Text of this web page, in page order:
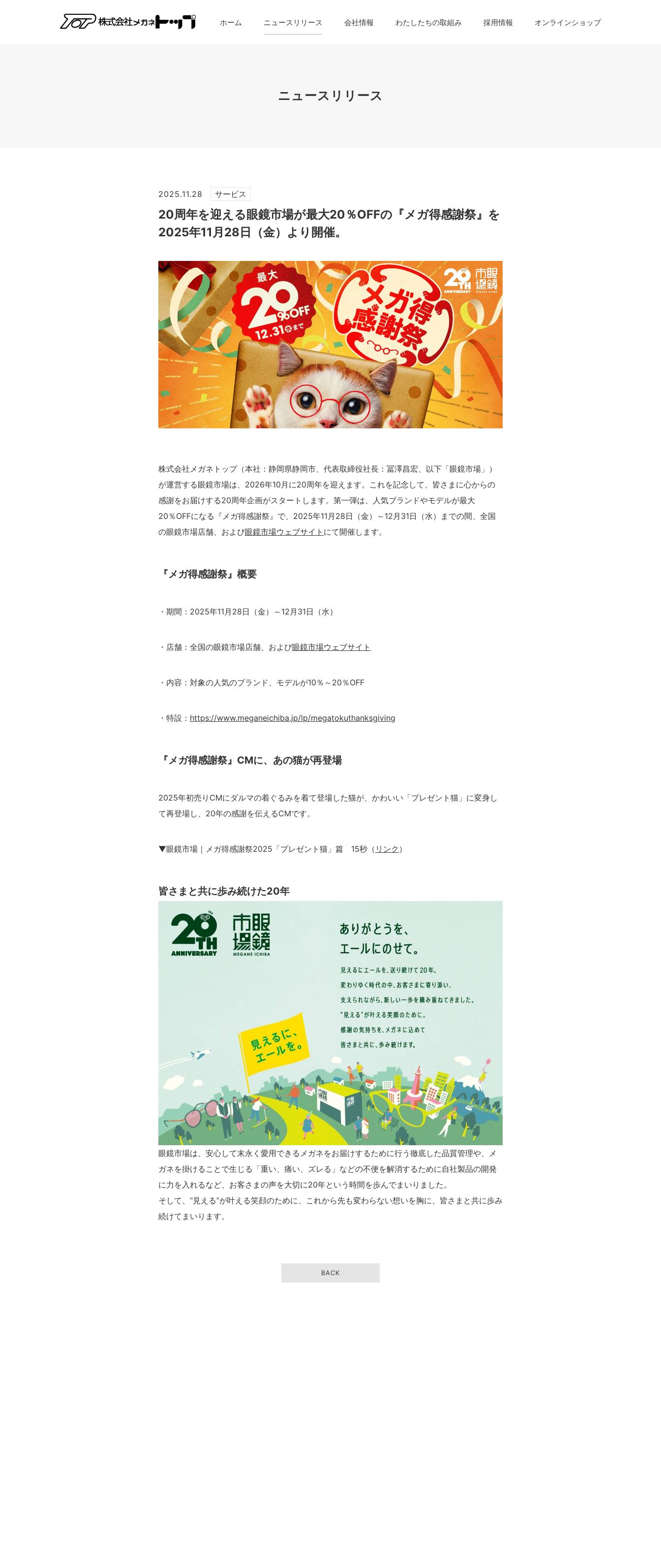
ホーム ニュースリリース 会社情報 わたしたちの取組み 採用情報 オンラインショップ
ニュースリリース
2025.11.28 サービス
20周年を迎える眼鏡市場が最大20％OFFの『メガ得感謝祭』を
2025年11月28日（金）より開催。
株式会社メガネトップ（本社：静岡県静岡市、代表取締役社長：冨澤昌宏、以下「眼鏡市場」）
が運営する眼鏡市場は、2026年10月に20周年を迎えます。これを記念して、皆さまに心からの
感謝をお届けする20周年企画がスタートします。第一弾は、人気ブランドやモデルが最大
20％OFFになる『メガ得感謝祭』で、2025年11月28日（金）～12月31日（水）までの間、全国
の眼鏡市場店舗、および眼鏡市場ウェブサイト にて開催します。
『メガ得感謝祭』概要
・期間：2025年11月28日（金）～12月31日（水）
・店舗：全国の眼鏡市場店舗、および眼鏡市場ウェブサイト
・内容：対象の人気のブランド、モデルが10％～20％OFF
・特設： https://www.meganeichiba.jp/lp/megatokuthanksgiving
『メガ得感謝祭』CMに、あの猫が再登場
2025年初売りCMにダルマの着ぐるみを着て登場した猫が、かわいい「プレゼント猫」に変身し
て再登場し、20年の感謝を伝えるCMです。
▼眼鏡市場｜メガ得感謝祭2025「プレゼント猫」篇 15秒（ リンク ）
皆さまと共に歩み続けた20年
眼鏡市場は、安心して末永く愛用できるメガネをお届けするために行う徹底した品質管理や、メ
ガネを掛けることで生じる「重い、痛い、ズレる」などの不便を解消するために自社製品の開発
に力を入れるなど、お客さまの声を大切に20年という時間を歩んでまいりました。
そして、“見える”が叶える笑顔のために、これから先も変わらない想いを胸に、皆さまと共に歩み
続けてまいります。
BACK